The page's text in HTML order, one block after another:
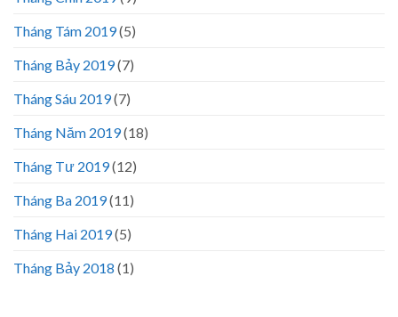
Tháng Tám 2019(5)
Tháng Bảy 2019(7)
Tháng Sáu 2019(7)
Tháng Năm 2019(18)
Tháng Tư 2019(12)
Tháng Ba 2019(11)
Tháng Hai 2019(5)
Tháng Bảy 2018 (1)